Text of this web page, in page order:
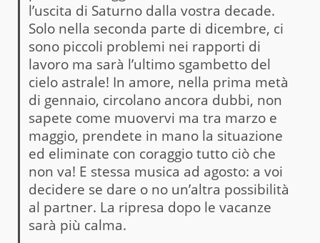
l’uscita di Saturno dalla vostra decade.
Solo nella seconda parte di dicembre, ci
sono piccoli problemi nei rapporti di
lavoro ma sarà l’ultimo sgambetto del
cielo astrale! In amore, nella prima metà
di gennaio, circolano ancora dubbi, non
sapete come muovervi ma tra marzo e
maggio, prendete in mano la situazione
ed eliminate con coraggio tutto ciò che
non va! E stessa musica ad agosto: a voi
decidere se dare o no un’altra possibilità
al partner. La ripresa dopo le vacanze
sarà più calma.